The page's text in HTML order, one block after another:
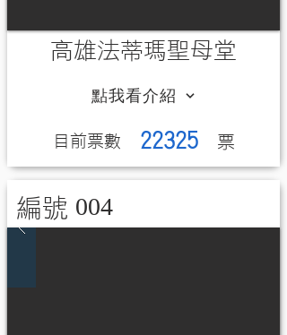
高雄法蒂瑪聖母堂
點我看介紹
22325
​目前票數 ​票
編號 004